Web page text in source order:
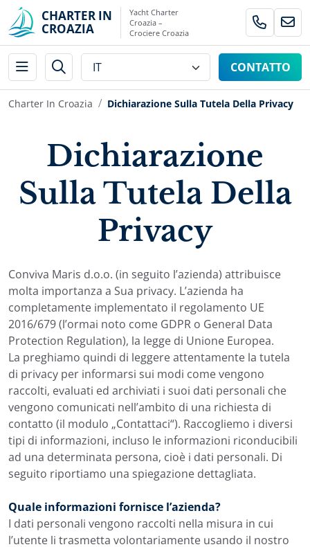
CHARTER IN
CROAZIA
Yacht Charter
Croazia –
Crociere Croazia
CONTATTO
Charter In Croazia Dichiarazione Sulla Tutela Della Privacy
Dichiarazione
Sulla Tutela Della
Privacy
Conviva Maris d.o.o. (in seguito l’azienda) attribuisce
molta importanza a Sua privacy. L’azienda ha
completamente implementato il regolamento UE
2016/679 (l’ormai noto come GDPR o General Data
Protection Regulation), la legge di Unione Europea.
La preghiamo quindi di leggere attentamente la tutela
di privacy per informarsi sui modi come vengono
raccolti, evaluati ed archiviati i suoi dati personali che
vengono comunicati nell’ambito di una richiesta di
contatto (il modulo „Contattaci“). Raccogliemo i diversi
tipi di informazioni, incluso le informazioni riconducibili
ad una determinata persona, cioè i dati personali. Di
seguito riportiamo una spiegazione dettagliata.
Quale informazioni fornisce l’azienda?
I dati personali vengono raccolti nella misura in cui
l’utente li trasmetta volontariamente usando il nostro